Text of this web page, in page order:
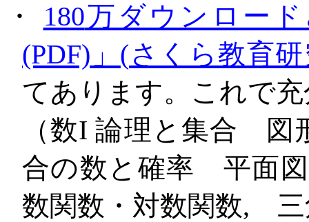
・ 180万ダウンロー
(PDF) 」 (さくら教育
てあります。これで
（数I論理と集合 図
合の数と確率 平面
数関数・対数関数, 三